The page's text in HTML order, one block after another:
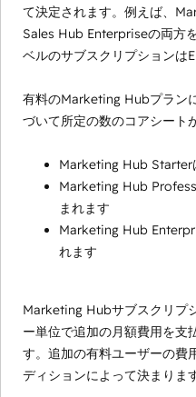
て決定されます。例えば、
Sales Hub Enterpriseの両方
ベルのサブスクリプションは
有料のMarketing Hubプラン
づいて所定の数のコアシート
Marketing Hub Starter
Marketing Hub
まれます
Marketing Hub
れます
Marketing Hubサブスクリプ
ー単位で追加の月額費用を支
す。追加の有料ユーザーの
ディションによって決まります